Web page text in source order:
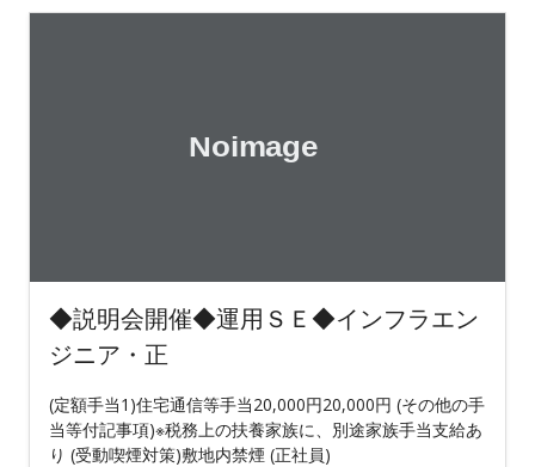
◆説明会開催◆運用ＳＥ◆インフラエン
ジニア・正
(定額手当1)住宅通信等手当20,000円20,000円 (その他の手
当等付記事項)※税務上の扶養家族に、別途家族手当支給あ
り (受動喫煙対策)敷地内禁煙 (正社員)